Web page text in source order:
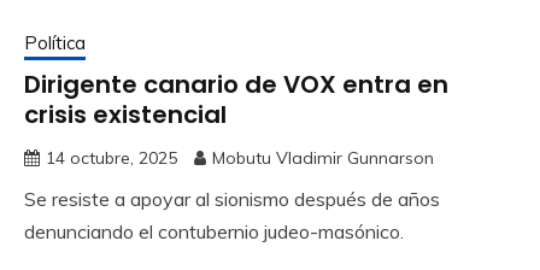
Política
Dirigente canario de VOX entra en
crisis existencial
14 octubre, 2025 Mobutu Vladimir Gunnarson
Se resiste a apoyar al sionismo después de años
denunciando el contubernio judeo-masónico.